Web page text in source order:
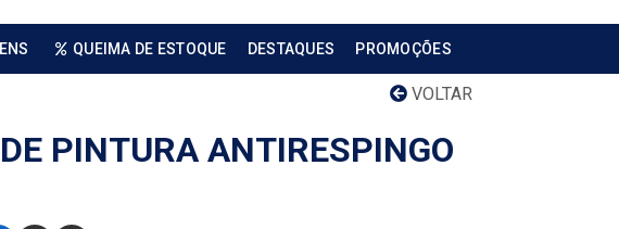
QUEIMA DE ESTOQUE DESTAQUES PROMOÇÕES
VOLTAR
PINTURA ANTIRESPINGO